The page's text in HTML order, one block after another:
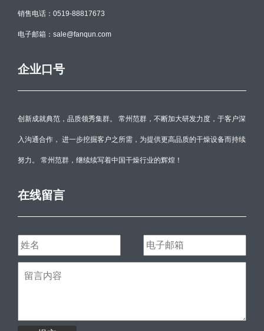
销售电话：0519-88817673
电子邮箱：sale@fanqun.com
企业口号
创新成就典范，品质领秀集群。 常州范群，不断加大研发力度，于客户深
入沟通合作， 进一步挖掘客户之所需，为提供更高品质的干燥设备而持续
努力。 常州范群，继续续写着中国干燥行业的辉煌！
在线留言